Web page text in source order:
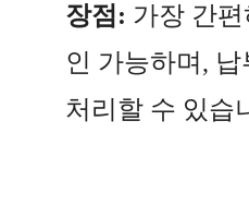
장점: 가장 간
인 가능하며, 납
처리할 수 있습